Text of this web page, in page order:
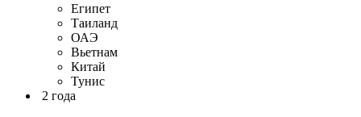
Египет
Таиланд
ОАЭ
Вьетнам
Китай
Тунис
2 года